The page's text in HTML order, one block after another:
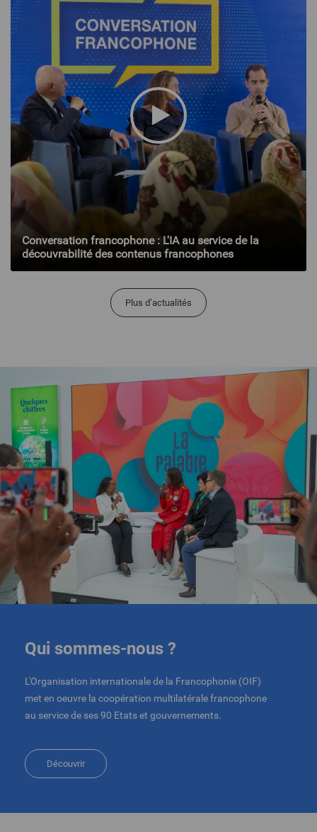
Conversation francophone : L'IA au service de la
découvrabilité des contenus francophones
Plus d’actualités
Qui sommes-nous ?
L'Organisation internationale de la Francophonie (OIF)
met en oeuvre la coopération multilatérale francophone
au service de ses 90 Etats et gouvernements.
Découvrir